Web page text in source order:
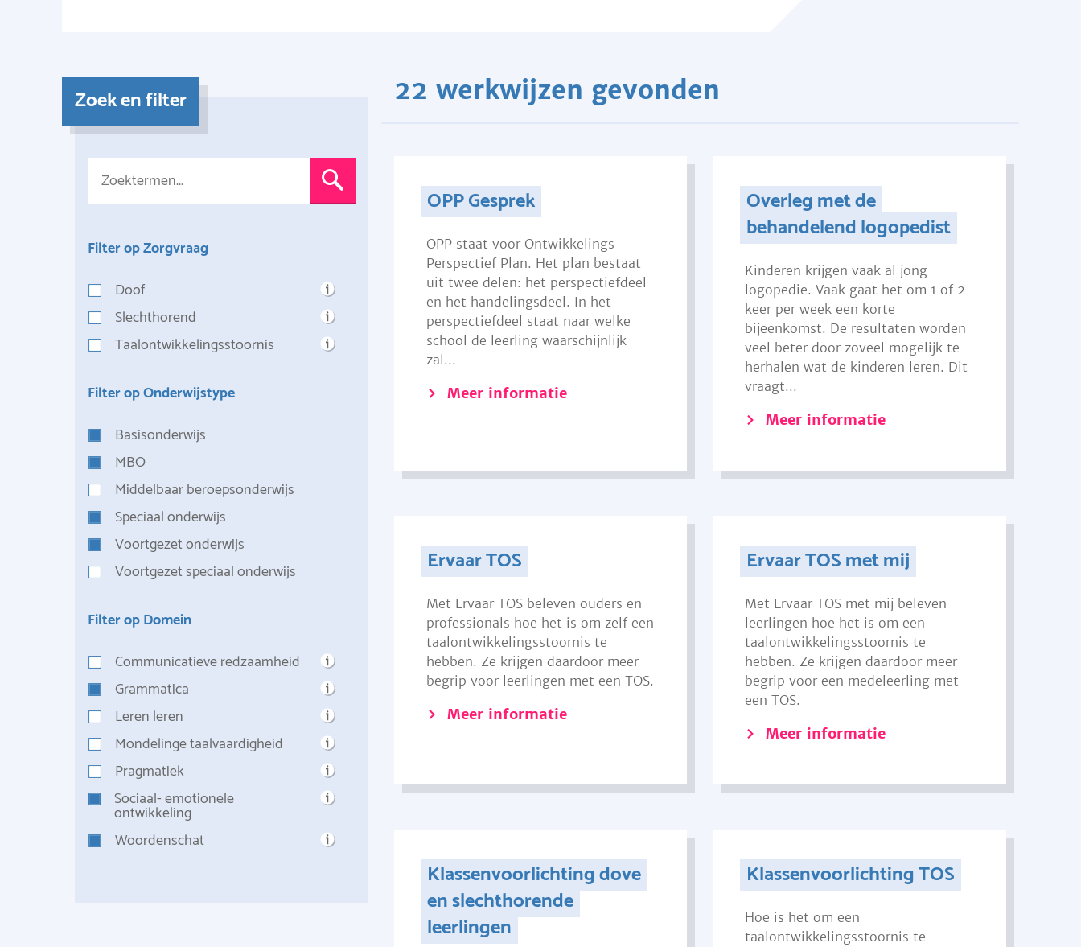
Zoek en filter
Filter op Zorgvraag
Doof
Slechthorend
Taalontwikkelingsstoornis
Filter op Onderwijstype
Basisonderwijs
MBO
Middelbaar beroepsonderwijs
Speciaal onderwijs
Voortgezet onderwijs
Voortgezet speciaal onderwijs
Filter op Domein
Communicatieve redzaamheid
Grammatica
Leren leren
Mondelinge taalvaardigheid
Pragmatiek
Sociaal- emotionele
ontwikkeling
Woordenschat
22 werkwijzen gevonden
OPP Gesprek
OPP staat voor Ontwikkelings
Perspectief Plan. Het plan bestaat
uit twee delen: het perspectiefdeel
en het handelingsdeel. In het
perspectiefdeel staat naar welke
school de leerling waarschijnlijk
zal...
Meer informatie
Overleg met de
behandelend logopedist
Kinderen krijgen vaak al jong
logopedie. Vaak gaat het om 1 of 2
keer per week een korte
bijeenkomst. De resultaten worden
veel beter door zoveel mogelijk te
herhalen wat de kinderen leren. Dit
vraagt...
Meer informatie
Ervaar TOS
Met Ervaar TOS beleven ouders en
professionals hoe het is om zelf een
taalontwikkelingsstoornis te
hebben. Ze krijgen daardoor meer
begrip voor leerlingen met een TOS.
Meer informatie
Ervaar TOS met mij
Met Ervaar TOS met mij beleven
leerlingen hoe het is om een
taalontwikkelingsstoornis te
hebben. Ze krijgen daardoor meer
begrip voor een medeleerling met
een TOS.
Meer informatie
Klassenvoorlichting dove
en slechthorende
leerlingen
Klassenvoorlichting TOS
Hoe is het om een
taalontwikkelingsstoornis te